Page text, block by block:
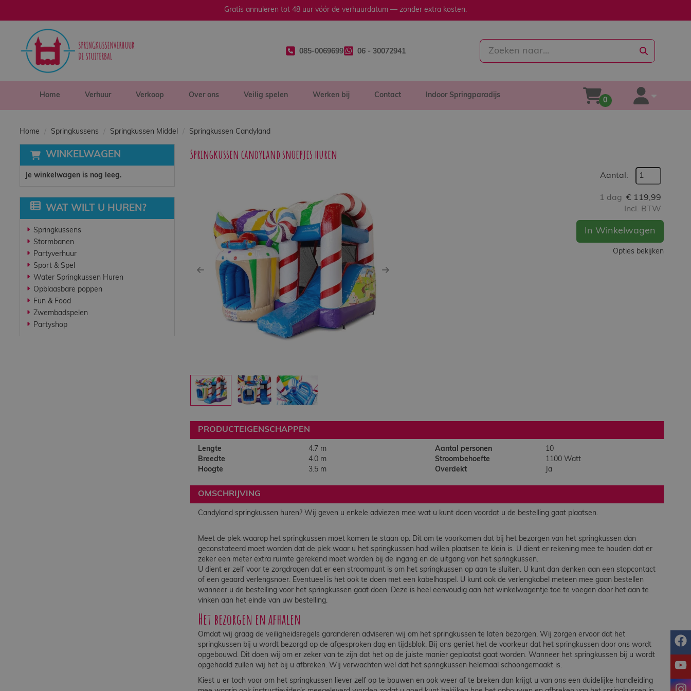
Gratis annuleren tot 48 uur vóór de verhuurdatum — zonder extra kosten.
085-0069699 06 - 30072941 zoeken
Home Verhuur Verkoop Over ons Veilig spelen Werken bij Contact Indoor Springparadijs
winkelwagen
0 account
sluiten
Home
Over ons
Veilig spelen
Werken bij
Contact
Indoor
Springparadijs
Home Springkussens Springkussen Middel Springkussen Candyland
WINKELWAGEN
Je winkelwagen is nog leeg.
WAT WILT U HUREN?
Springkussens
Stormbanen
Partyverhuur
Sport & Spel
Water Springkussen Huren
Opblaasbare poppen
Fun & Food
Zwembadspelen
Partyshop
Springkussen candyland snoepjes huren
Previous Next
Aantal:
1 dag € 119,99
Incl. BTW
In Winkelwagen
Opties bekijken
PRODUCTEIGENSCHAPPEN
Lengte
4.7 m
Breedte
4.0 m
Hoogte
3.5 m
Aantal personen
10
Stroombehoefte
1100 Watt
Overdekt
Ja
OMSCHRIJVING
Candyland springkussen huren? Wij geven u enkele adviezen mee wat u kunt doen voordat u de bestelling gaat plaatsen.
Meet de plek waarop het springkussen moet komen te staan op. Dit om te voorkomen dat bij het bezorgen van het springkussen dan
geconstateerd moet worden dat de plek waar u het springkussen had willen plaatsen te klein is. U dient er rekening mee te houden dat er
zeker een meter extra ruimte gerekend moet worden bij de ingang en de uitgang van het springkussen.
U dient er zelf voor te zorgdragen dat er een stroompunt is om het springkussen op aan te sluiten. U kunt dan denken aan een stopcontact
of een geaard verlengsnoer. Eventueel is het ook te doen met een kabelhaspel. U kunt ook de verlengkabel meteen mee gaan bestellen
wanneer u de bestelling voor het springkussen gaat doen. Deze is heel eenvoudig aan het winkelwagentje toe te voegen door het aan te
vinken aan het einde van uw bestelling.
Het bezorgen en afhalen
Omdat wij graag de veiligheidsregels garanderen adviseren wij om het springkussen te laten bezorgen. Wij zorgen ervoor dat het
springkussen bij u wordt bezorgd op de afgesproken dag en tijdsblok. Bij ons geniet het de voorkeur dat het springkussen door ons wordt
opgebouwd. Dit doen wij om er zeker van te zijn dat het op de juiste manier geplaatst gaat worden. Wanneer het springkussen bij u wordt
opgehaald zullen wij het bij u afbreken. Wij verwachten wel dat het springkussen helemaal schoongemaakt is.
Kiest u er toch voor om het springkussen liever zelf op te bouwen en ook weer af te breken dan krijgt u van ons een duidelijke handleiding